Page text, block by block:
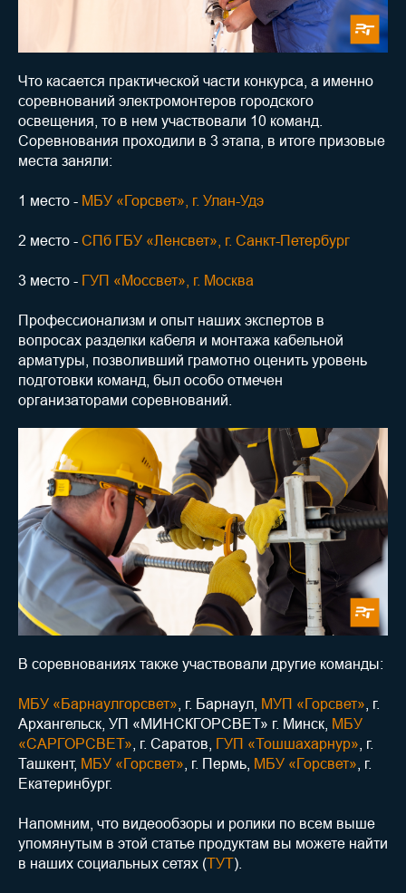
Что касается практической части конкурса, а именно
соревнований электромонтеров городского
освещения, то в нем участвовали 10 команд.
Соревнования проходили в 3 этапа, в итоге призовые
места заняли:
1 место - МБУ «Горсвет», г. Улан-Удэ
2 место - СПб ГБУ «Ленсвет», г. Санкт-Петербург
3 место - ГУП «Моссвет», г. Москва
Профессионализм и опыт наших экспертов в
вопросах разделки кабеля и монтажа кабельной
арматуры, позволивший грамотно оценить уровень
подготовки команд, был особо отмечен
организаторами соревнований.
В соревнованиях также участвовали другие команды:
МБУ «Барнаулгорсвет» , г. Барнаул, МУП «Горсвет» , г.
Архангельск, УП «МИНСКГОРСВЕТ» г. Минск, МБУ
«САРГОРСВЕТ» , г. Саратов, ГУП «Тошшахарнур» , г.
Ташкент, МБУ «Горсвет» , г. Пермь, МБУ «Горсвет» , г.
Екатеринбург.
Напомним, что видеообзоры и ролики по всем выше
упомянутым в этой статье продуктам вы можете найти
в наших социальных сетях (ТУТ).